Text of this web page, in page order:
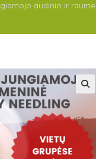
audinio ir